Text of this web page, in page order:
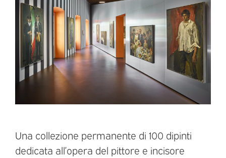
Una collezione permanente di 100 dipinti
dedicata all’opera del pittore e incisore